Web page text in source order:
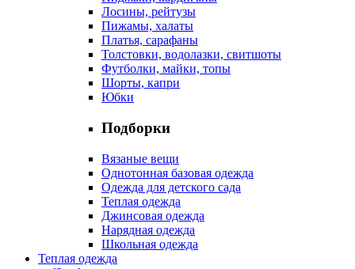
Лосины, рейтузы
Пижамы, халаты
Платья, сарафаны
Толстовки, водолазки, свитшоты
Футболки, майки, топы
Шорты, капри
Юбки
Подборки
Вязаные вещи
Однотонная базовая одежда
Одежда для детского сада
Теплая одежда
Джинсовая одежда
Нарядная одежда
Школьная одежда
Теплая одежда